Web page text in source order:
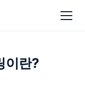
이란?